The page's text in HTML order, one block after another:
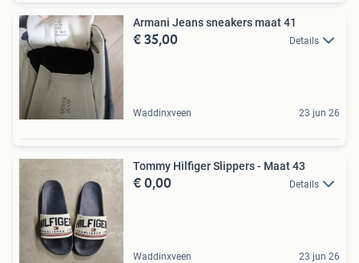
Armani Jeans sneakers maat 41
€ 35,00 Details
Waddinxveen 23 jun 26
Tommy Hilfiger Slippers - Maat 43
€ 0,00 Details
Waddinxveen 23 jun 26